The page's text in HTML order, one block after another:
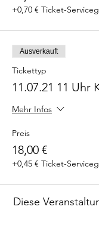
+0,70 € Ticket-
Ausverkauft
Tickettyp
11.07.21 11 Uhr
Mehr Infos
Preis
18,00 €
+0,45 € Ticket-
Diese